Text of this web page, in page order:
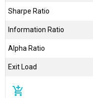
Sharpe Ratio
Information Ratio
Alpha Ratio
Exit Load
add_shopping_cart